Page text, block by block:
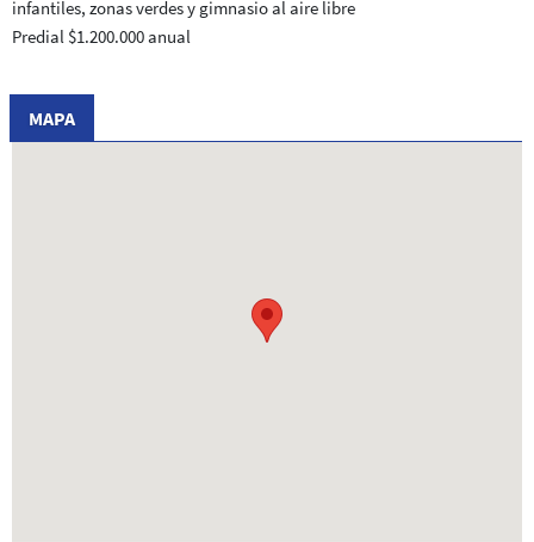
infantiles, zonas verdes y gimnasio al aire libre
Predial $1.200.000 anual
MAPA